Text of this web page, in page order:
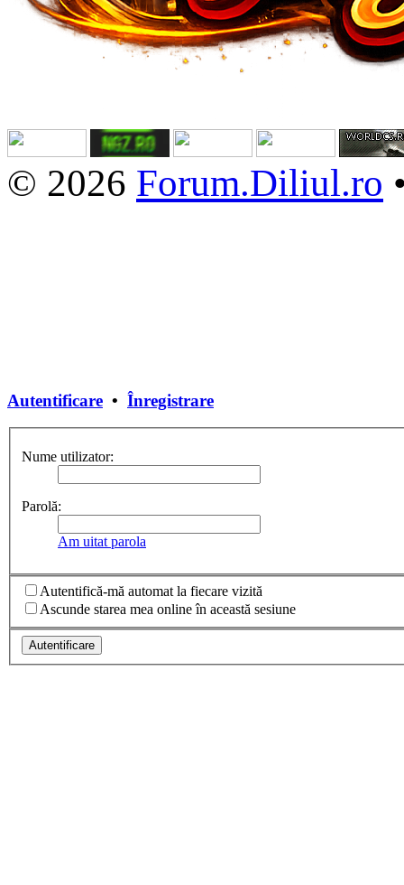
© 2026 Forum.Diliul.ro
Autentificare • Înregistrare
Nume utilizator:
Parolă:
Am uitat parola
Autentifică-mă automat la fiecare vizită
Ascunde starea mea online în această sesiune